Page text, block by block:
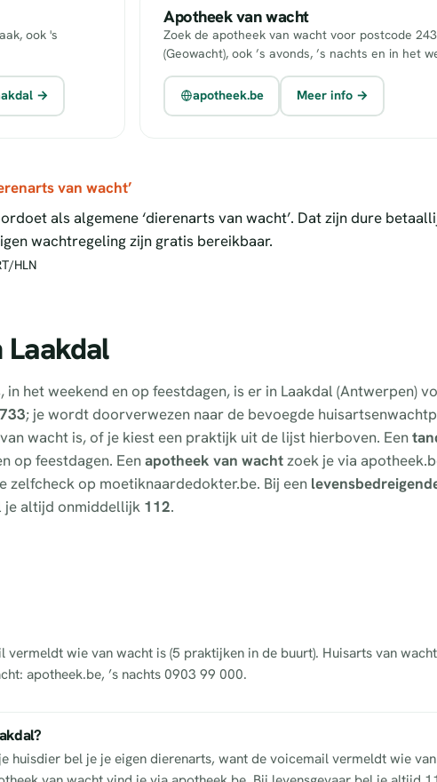
ook 's
→
Apotheek van wacht
Zoek de apotheek van wacht voor postcode
(Geowacht), ook ’s avonds, ’s nachts en in het
apotheek.be Meer info →
van wacht’
als algemene ‘dierenarts van wacht’. Dat zijn dure
wachtregeling zijn gratis bereikbaar.
HLN
in het weekend en op feestdagen, is er in Laakdal (Antwerpen)
; je wordt doorverwezen naar de bevoegde
wacht is, of je kiest een praktijk uit de lijst hierboven. Een
op feestdagen. Eenapotheek van wachtzoek je via
zelfcheck op moetiknaardedokter.be. Bij een
je altijd onmiddellijk 112.
wie van wacht is (5 praktijken in de buurt). Huisarts van
apotheek.be, ’s nachts 0903 99 000.
huisdier bel je je eigen dierenarts, want de voicemail vermeldt wie